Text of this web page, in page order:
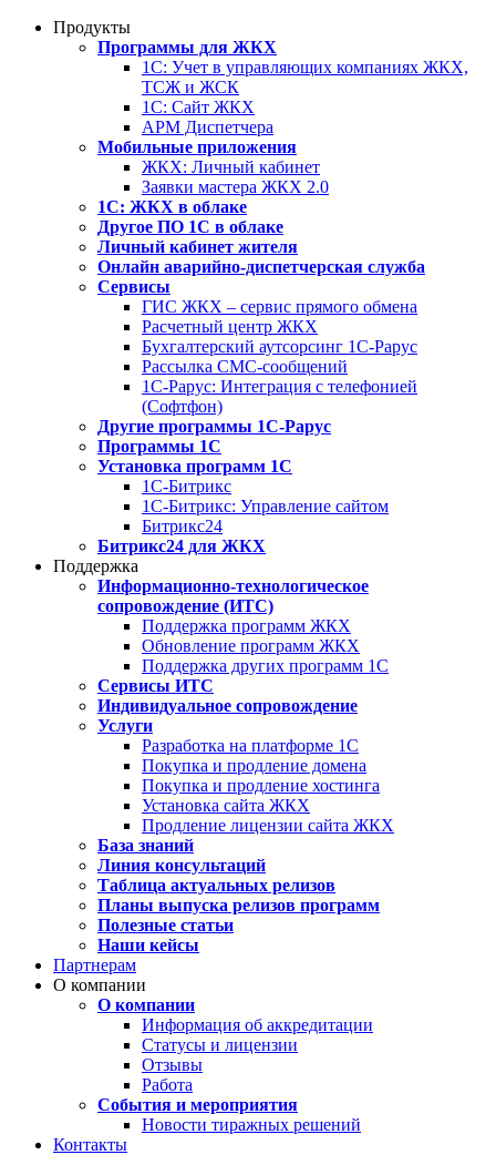
Продукты
Программы для ЖКХ
1С: Учет в управляющих компаниях ЖКХ,
ТСЖ и ЖСК
1С: Сайт ЖКХ
АРМ Диспетчера
Мобильные приложения
ЖКХ: Личный кабинет
Заявки мастера ЖКХ 2.0
1С: ЖКХ в облаке
Другое ПО 1С в облаке
Личный кабинет жителя
Онлайн аварийно-диспетчерская служба
Сервисы
ГИС ЖКХ – сервис прямого обмена
Расчетный центр ЖКХ
Бухгалтерский аутсорсинг 1С-Рарус
Рассылка СМС-сообщений
1С-Рарус: Интеграция с телефонией
(Софтфон)
Другие программы 1С-Рарус
Программы 1С
Установка программ 1С
1С-Битрикс
1С-Битрикс: Управление сайтом
Битрикс24
Битрикс24 для ЖКХ
Поддержка
Информационно-технологическое
сопровождение (ИТС)
Поддержка программ ЖКХ
Обновление программ ЖКХ
Поддержка других программ 1С
Сервисы ИТС
Индивидуальное сопровождение
Услуги
Разработка на платформе 1С
Покупка и продление домена
Покупка и продление хостинга
Установка сайта ЖКХ
Продление лицензии сайта ЖКХ
База знаний
Линия консультаций
Таблица актуальных релизов
Планы выпуска релизов программ
Полезные статьи
Наши кейсы
Партнерам
О компании
О компании
Информация об аккредитации
Статусы и лицензии
Отзывы
Работа
События и мероприятия
Новости тиражных решений
Контакты